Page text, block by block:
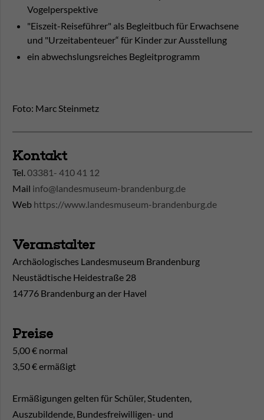
Vogelperspektive
"Eiszeit-Reiseführer" als Begleitbuch für Erwachsene
und "Urzeitabenteuer“ für Kinder zur Ausstellung
ein abwechslungsreiches Begleitprogramm
Foto: Marc Steinmetz
Kontakt
Tel. 03381- 410 41 12
Mail info@landesmuseum-brandenburg.de
Web https://www.landesmuseum-brandenburg.de
Veranstalter
Archäologisches Landesmuseum Brandenburg
Neustädtische Heidestraße 28
14776 Brandenburg an der Havel
Preise
5,00 € normal
3,50 € ermäßigt
Ermäßigungen gelten für Schüler, Studenten,
Auszubildende, Bundesfreiwilligen- und